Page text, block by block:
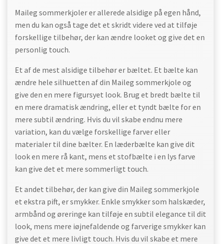
Maileg sommerkjoler er allerede alsidige på egen hånd,
men du kan også tage det et skridt videre ved at tilføje
forskellige tilbehør, der kan ændre looket og give det en
personlig touch.
Et af de mest alsidige tilbehør er bæltet. Et bælte kan
ændre hele silhuetten af din Maileg sommerkjole og
give den en mere figursyet look. Brug et bredt bælte til
en mere dramatisk ændring, eller et tyndt bælte for en
mere subtil ændring. Hvis du vil skabe endnu mere
variation, kan du vælge forskellige farver eller
materialer til dine bælter. En læderbælte kan give dit
look en mere rå kant, mens et stofbælte i en lys farve
kan give det et mere sommerligt touch.
Et andet tilbehør, der kan give din Maileg sommerkjole
et ekstra pift, er smykker. Enkle smykker som halskæder,
armbånd og øreringe kan tilføje en subtil elegance til dit
look, mens mere iøjnefaldende og farverige smykker kan
give det et mere livligt touch. Hvis du vil skabe et mere